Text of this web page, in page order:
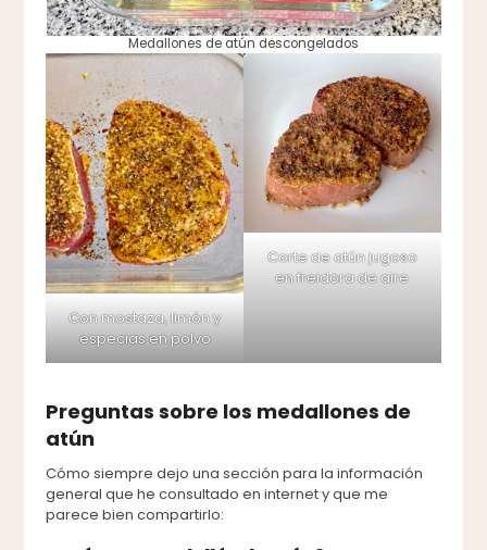
Medallones de atún descongelados
Con mostaza, limón y
especias en polvo
Corte de atún jugoso
en freidora de aire
Preguntas sobre los medallones de
atún
Cómo siempre dejo una sección para la información
general que he consultado en internet y que me
parece bien compartirlo: